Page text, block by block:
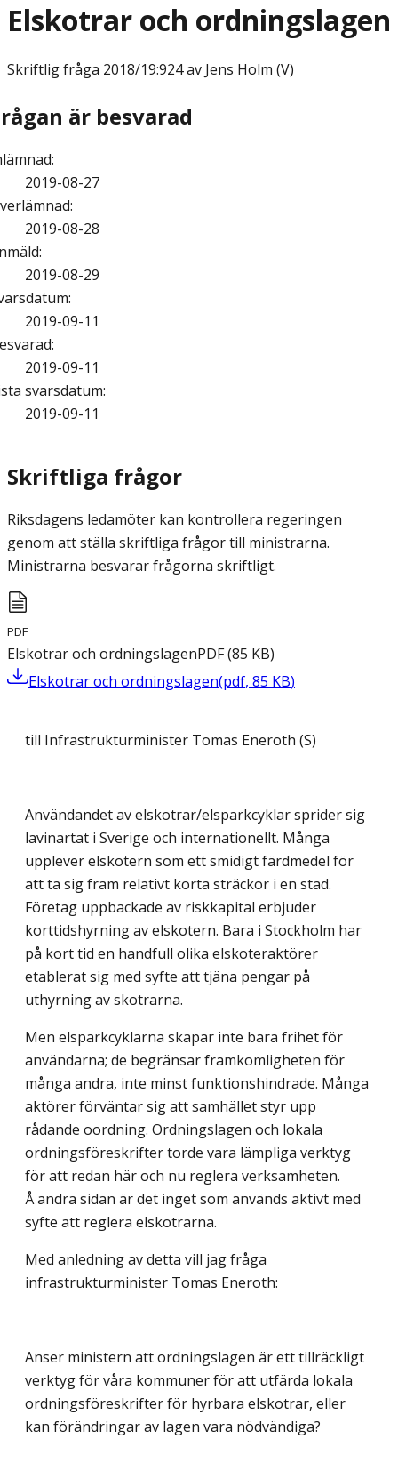
Elskotrar och ordningslagen
Skriftlig fråga 2018/19:924 av Jens Holm (V)
är besvarad
:
2019-08-27
:
2019-08-28
:
2019-08-29
:
2019-09-11
:
2019-09-11
svarsdatum:
2019-09-11
Skriftliga frågor
Riksdagens ledamöter kan kontrollera regeringen
genom att ställa skriftliga frågor till ministrarna.
Ministrarna besvarar frågorna skriftligt.
PDF
Elskotrar och ordningslagenPDF(85 KB)
Elskotrar och ordningslagen(pdf, 85 KB)
till Infrastrukturminister Tomas Eneroth (S)
Användandet av elskotrar/elsparkcyklar sprider sig
lavinartat i Sverige och internationellt. Många
upplever elskotern som ett smidigt färdmedel för
att ta sig fram relativt korta sträckor i en stad.
Företag uppbackade av riskkapital erbjuder
korttidshyrning av elskotern. Bara i Stockholm har
på kort tid en handfull olika elskoteraktörer
etablerat sig med syfte att tjäna pengar på
uthyrning av skotrarna.
Men elsparkcyklarna skapar inte bara frihet för
användarna; de begränsar framkomligheten för
många andra, inte minst funktionshindrade. Många
aktörer förväntar sig att samhället styr upp
rådande oordning. Ordningslagen och lokala
ordningsföreskrifter torde vara lämpliga verktyg
för att redan här och nu reglera verksamheten.
Å andra sidan är det inget som används aktivt med
syfte att reglera elskotrarna.
Med anledning av detta vill jag fråga
infrastrukturminister Tomas Eneroth:
Anser ministern att ordningslagen är ett tillräckligt
verktyg för våra kommuner för att utfärda lokala
ordningsföreskrifter för hyrbara elskotrar, eller
kan förändringar av lagen vara nödvändiga?